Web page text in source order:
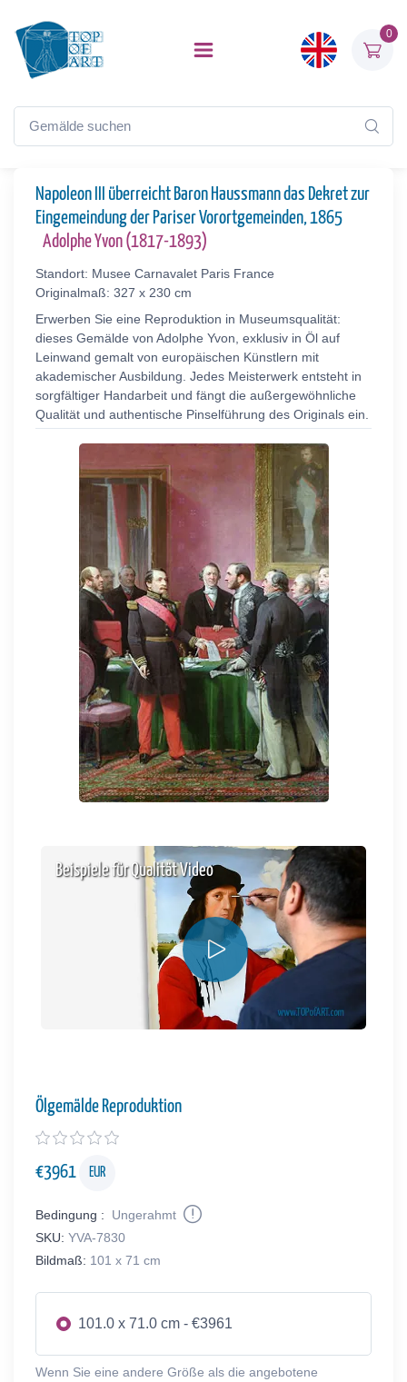
0
Napoleon III überreicht Baron Haussmann das Dekret zur
Eingemeindung der Pariser Vorortgemeinden, 1865
Adolphe Yvon (1817-1893)
Standort: Musee Carnavalet Paris France
Originalmaß: 327 x 230 cm
Erwerben Sie eine Reproduktion in Museumsqualität:
dieses Gemälde von Adolphe Yvon, exklusiv in Öl auf
Leinwand gemalt von europäischen Künstlern mit
akademischer Ausbildung. Jedes Meisterwerk entsteht in
sorgfältiger Handarbeit und fängt die außergewöhnliche
Qualität und authentische Pinselführung des Originals ein.
Beispiele für Qualität Video
Ölgemälde Reproduktion
€3961 EUR
Bedingung :
Ungerahmt
SKU: YVA-7830
Bildmaß: 101 x 71 cm
101.0 x 71.0 cm - €3961
Wenn Sie eine andere Größe als die angebotene